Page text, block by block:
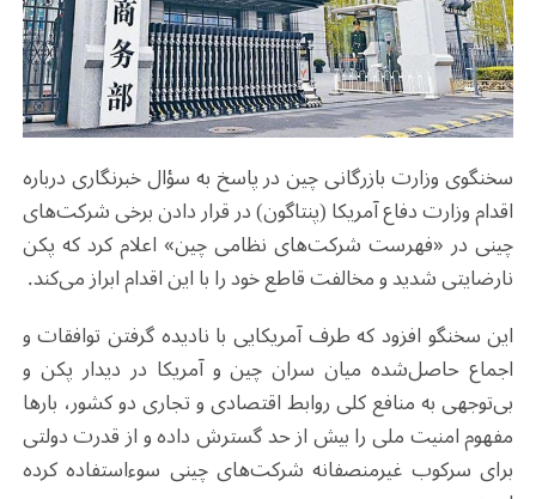
سخنگوی وزارت بازرگانی چین در پاسخ به سؤال خبرنگاری درباره
اقدام وزارت دفاع آمریکا (پنتاگون) در قرار دادن برخی شرکت‌های
چینی در «فهرست شرکت‌های نظامی چین» اعلام کرد که پکن
نارضایتی شدید و مخالفت قاطع خود را با این اقدام ابراز می‌کند.
این سخنگو افزود که طرف آمریکایی با نادیده گرفتن توافقات و
اجماع حاصل‌شده میان سران چین و آمریکا در دیدار پکن و
بی‌توجهی به منافع کلی روابط اقتصادی و تجاری دو کشور، بارها
مفهوم امنیت ملی را بیش از حد گسترش داده و از قدرت دولتی
برای سرکوب غیرمنصفانه شرکت‌های چینی سوءاستفاده کرده